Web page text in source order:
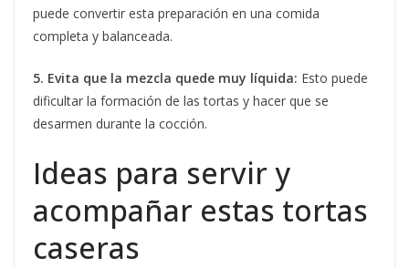
puede convertir esta preparación en una comida
completa y balanceada.
5. Evita que la mezcla quede muy líquida: Esto puede
dificultar la formación de las tortas y hacer que se
desarmen durante la cocción.
Ideas para servir y
acompañar estas tortas
caseras